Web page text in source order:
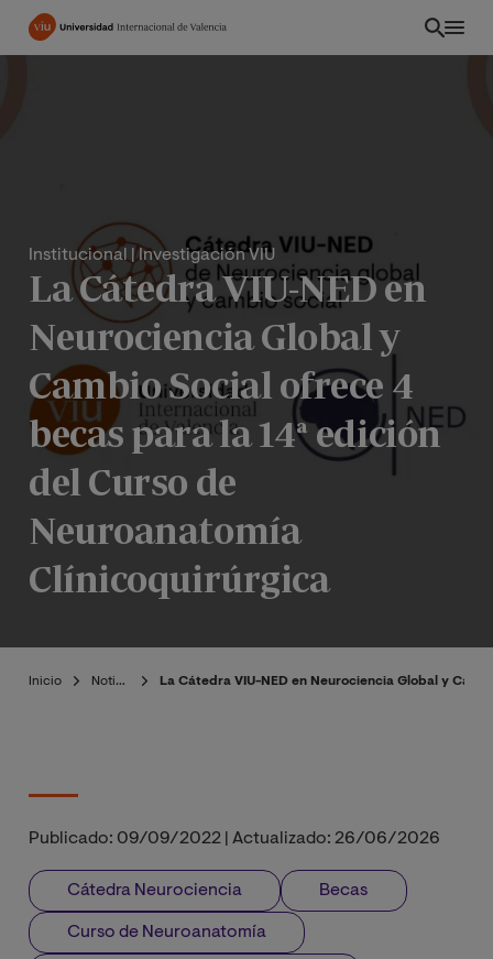
Pasar
INT
Institucional | Investigación VIU
La Cátedra VIU-NED en
Neurociencia Global y
Cambio Social ofrece 4
becas para la 14ª edición
del Curso de
Neuroanatomía
Clínicoquirúrgica
Inicio Noticias La Cátedra VIU-NED en Neurociencia Global y
Publicado: 09/09/2022 Actualizado: 26/06/2026
Cátedra Neurociencia Becas
Curso de Neuroanatomía